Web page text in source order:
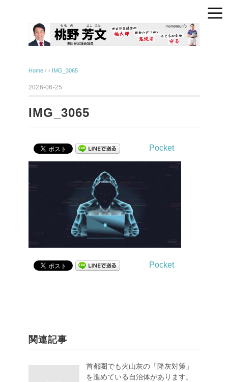
Home › › IMG_3065
2026-06-25
IMG_3065
Pocket
Pocket
関連記事
首都圏でも火山灰の「降灰対策」
を進めている自治体があります。